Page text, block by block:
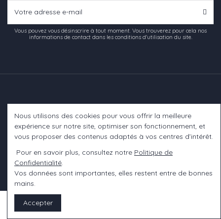
Vous pouvez vous désinscrire à tout moment. Vous trouverez pour cela nos
informations de contact dans les conditions d'utilisation du site.
Informations
Contact us
Nous utilisons des cookies pour vous offrir la meilleure
expérience sur notre site, optimiser son fonctionnement, et
vous proposer des contenus adaptés à vos centres d’intérêt.
Pour en savoir plus, consultez notre Politique de
Confidentialité.
Vos données sont importantes, elles restent entre de bonnes
mains.
Accepter